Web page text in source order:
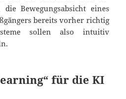
Bewegungsabsicht eines
bereits vorher richtig
sollen also intuitiv
für die KI